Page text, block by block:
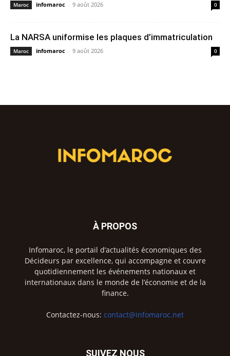
Maroc infomaroc - 9 août 2026 0
La NARSA uniformise les plaques d’immatriculation
Maroc infomaroc - 9 août 2026 0
À PROPOS
Infomaroc, le portail d’actualités économiques des
Décideurs par excellence, qui accompagne et couvre
quotidiennement les événements nationaux et
internationaux dans le monde de l’économie et de la
finance.
Contactez-nous: contact@infomaroc.net
SUIVEZ NOUS